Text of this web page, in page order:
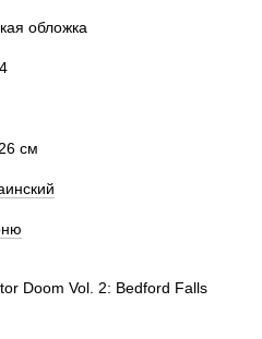
обложка
см
Doom Vol. 2: Bedford Falls